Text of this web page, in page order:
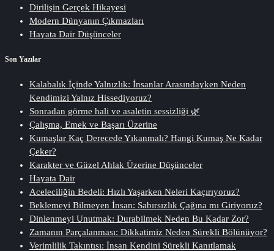
Dirilişin Gerçek Hikayesi
Modern Dünyanın Çıkmazları
Hayata Dair Düşünceler
Son Yazılar
Kalabalık İçinde Yalnızlık: İnsanlar Arasındayken Neden
Kendimizi Yalnız Hissediyoruz?
Sonradan görme hali ve asaletin sessizliği 🌿
Çalışma, Emek ve Başarı Üzerine
Kumaşlar Kaç Derecede Yıkanmalı? Hangi Kumaş Ne Kadar
Çeker?
Karakter ve Güzel Ahlak Üzerine Düşünceler
Hayata Dair
Aceleciliğin Bedeli: Hızlı Yaşarken Neleri Kaçırıyoruz?
Beklemeyi Bilmeyen İnsan: Sabırsızlık Çağına mı Giriyoruz?
Dinlenmeyi Unutmak: Durabilmek Neden Bu Kadar Zor?
Zamanın Parçalanması: Dikkatimiz Neden Sürekli Bölünüyor?
Verimlilik Takıntısı: İnsan Kendini Sürekli Kanıtlamak